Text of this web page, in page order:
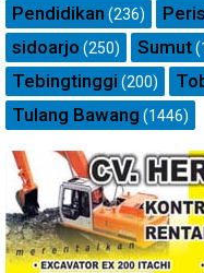
Pendidikan (236)
sidoarjo (250) Sumut
Tebingtinggi (200)
Tulang Bawang (1446)